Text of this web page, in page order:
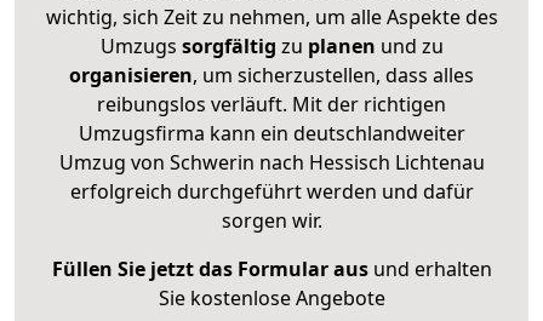
wichtig, sich Zeit zu nehmen, um alle Aspekte des
Umzugs sorgfältig zu planen und zu
organisieren, um sicherzustellen, dass alles
reibungslos verläuft. Mit der richtigen
Umzugsfirma kann ein deutschlandweiter
Umzug von Schwerin nach Hessisch Lichtenau
erfolgreich durchgeführt werden und dafür
sorgen wir.
Füllen Sie jetzt das Formular ausund erhalten
Sie kostenlose Angebote